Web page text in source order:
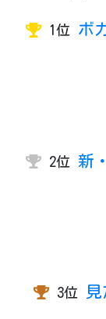
1位 ボ
2位 新
3位